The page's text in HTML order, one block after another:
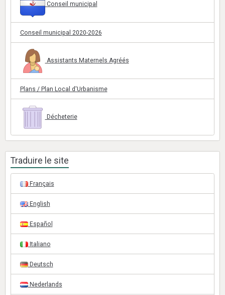
Conseil municipal
Conseil municipal 2020-2026
Assistants Maternels Agréés
Plans / Plan Local d'Urbanisme
Décheterie
Traduire le site
Français
English
Español
Italiano
Deutsch
Nederlands